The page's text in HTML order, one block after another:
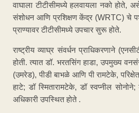
वाघाला टीटीसीमध्ये हलवायला नको होते,
संशोधन आणि प्रशिक्षण केंद्र (WRTC) चे
प्राण्यावर टीटीसीमध्ये उपचार सुरू होते.
राष्ट्रीय व्याघ्र संवर्धन प्राधिकरणाने
होती. त्यात डॉ. भरतसिंग हाडा, उपमुख्य
(उमरेड), पीडी बाभळे आणि पी रामटेके,
हाटे; डॉ स्मितारामटेके, डॉ स्वप्नील
अधिकारी उपस्थित होते .